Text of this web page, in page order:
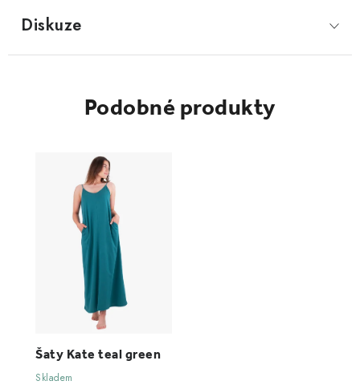
Diskuze
Podobné produkty
Šaty Kate teal green
Skladem